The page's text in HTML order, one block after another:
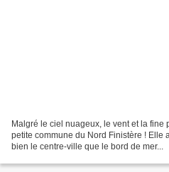
Malgré le ciel nuageux, le vent et la fine
petite commune du Nord Finistère ! Elle
bien le centre-ville que le bord de mer...